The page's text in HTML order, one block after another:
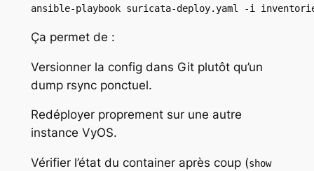
ansible-playbook suricata-deploy.yaml -i
Ça permet de :
Versionner la config dans Git plutôt qu’un
dump rsync ponctuel.
Redéployer proprement sur une autre
instance VyOS.
Vérifier l’état du container après coup (show